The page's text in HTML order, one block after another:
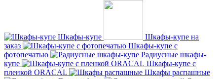
Шкафы-купе
Шкафы-купе на
заказ
Шкафы-купе с
фотопечатью
Радиусные шкафы-
купе
Шкафы-купе с
пленкой ORACAL
Шкафы распашные